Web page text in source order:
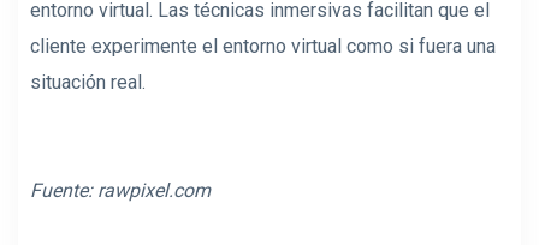
entorno virtual. Las técnicas inmersivas facilitan que el
cliente experimente el entorno virtual como si fuera una
situación real.
Fuente: rawpixel.com